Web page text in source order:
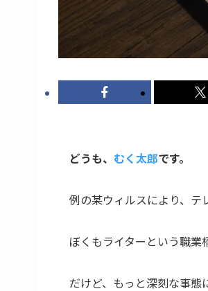
どうも、 むく太郎です。
例の某ウィルスにより、テ
ぼくもライターという職業
だけど、もっと深刻な事態